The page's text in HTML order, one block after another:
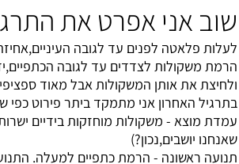
שוב אני אפרט את
לעלות פלאטה לפנים עד לגובה
הרמת משקולות לצדדים עד לגובה
ולחיצת את אותן המשקולות אבל מאוד
בתרגיל האחרון אני מתמקד ביתר פירוט כפי
עמדת מוצא - משקולות מוחזקות בידיים
שאנחנו יושבים,נכון?)
תנועה ראשונה - הרמת כתפיים למעלה.